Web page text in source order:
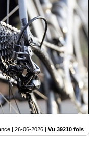
| 26-06-2026 | Vu 39210 fois